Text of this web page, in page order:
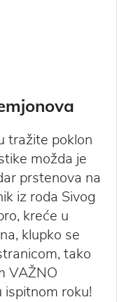
tražite poklon
možda je
prstenova na
iz roda Sivog
kreće u
klupko se
tako
VAŽNO
ispitnom roku!